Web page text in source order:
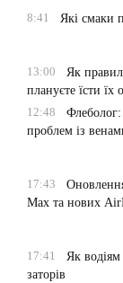
8:41
Які смаки
13:00
Як
плануєте їсти їх
12:48
Флеболог:
проблем із
17:43
Max та нових
17:41
Як
заторів